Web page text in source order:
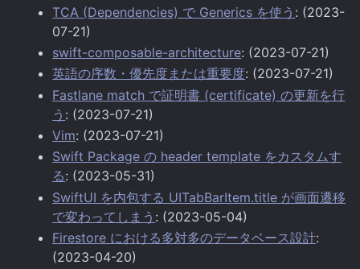
TCA (Dependencies) で Generics を使う : (2023-
07-21)
swift-composable-architecture: (2023-07-21)
英語の序数・優先度または重要度: (2023-07-21)
Fastlane match で証明書 (certificate) の更新を行
う : (2023-07-21)
Vim: (2023-07-21)
Swift Package の header template をカスタムす
る: (2023-05-31)
SwiftUI を内包する UITabBarItem.title が画面遷移
で変わってしまう : (2023-05-04)
Firestore における多対多のデータベース設計:
(2023-04-20)